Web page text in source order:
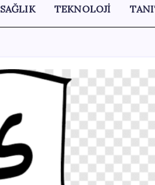
SAĞLIK TEKNOLOJİ